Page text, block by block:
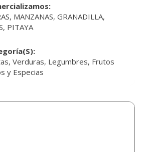
MANZANAS, GRANADILLA,
PITAYA
Verduras, Legumbres, Frutos
y Especias